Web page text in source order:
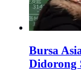
Bursa
Didorong